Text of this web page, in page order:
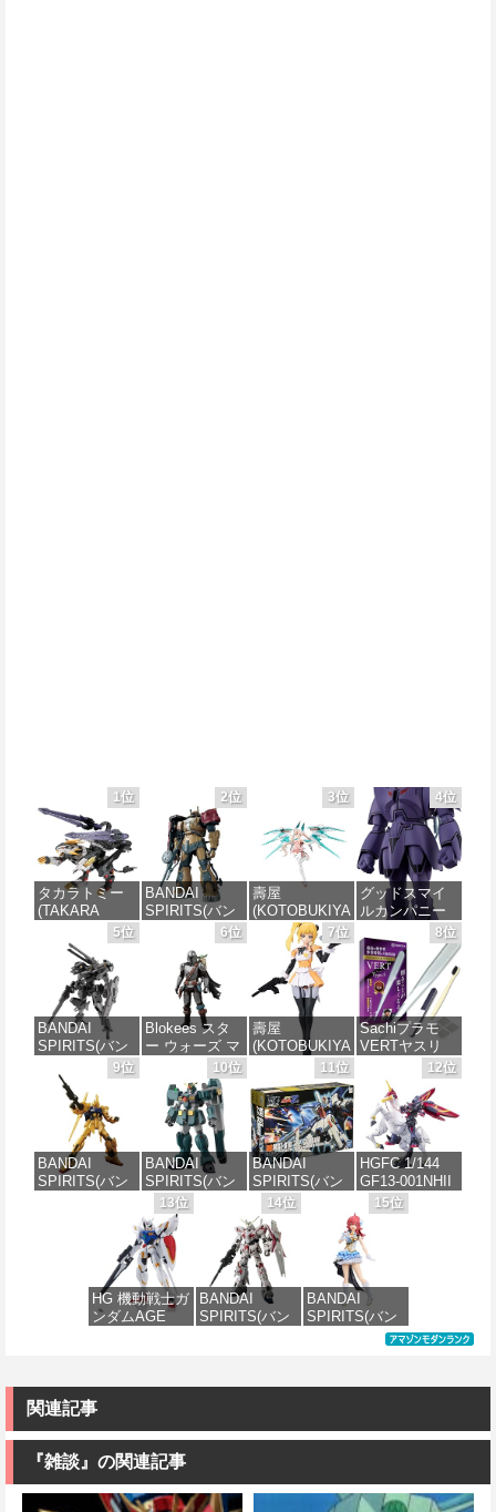
1位
タカラトミー
(TAKARA
SPARK
REALIZE
MODEL リアラ
イズモデル
ZOIDS ゾイド
RMZ-025 ライ
ガーゼロファ
ルコン (ZBF)
色分け済み プ
ラキット
価格：¥8,336
2位
BANDAI
SPIRITS(バン
ダイスピリッ
ツ) HG 機動戦
士ガンダム 復
讐のレクイエ
ム ザクⅡ F型
ソラリ機 (復讐
のレクイエム)
1/144スケール
色分け済みプ
ラモデル
価格：¥2,700
3位
壽屋
(KOTOBUKIYA
) メガミデバイ
ス デザイアメ
イデン レイダ
ー シュガーグ
レイズ 全高約
180mm 1/1ス
ケール プラモ
デル
価格：¥6,239
4位
グッドスマイ
ルカンパニー
MODEROID マ
ノン・ガーデ
ィアン 組み立
て式プラモデ
ル ノンスケー
ル 全高約
170mm
価格：¥7,656
5位
BANDAI
SPIRITS(バン
ダイ スピリッ
ツ) 30MM
xEXM-000 ゼ
ノヴァルト
1/144スケール
色分け済みプ
ラモデル
6位
Blokees スタ
ー ウォーズ マ
ンダロリアン&
グローグー
CC05 ディン
ジャリン&グロ
ーグー ABS樹
脂&PVC製 組
み立て式プラ
スチックモデ
価格：¥4,385
7位
壽屋
(KOTOBUKIYA
) 無限邂逅メガ
ロマリア スタ
ーズ 全高約
140mm ノンス
ケール プラモ
デル
価格：¥8,566
8位
Sachiプラモ
VERTヤスリ
Type-S 【プロ
モデラー共同
開発】 超極細
ガラスヤスリ
５点セット ガ
ンプラ プラモ
デル ゲート処
理 模型 フィギ
ュア［知的財
産権登録済］
verty-s
9位
BANDAI
SPIRITS(バン
1/144スケール
色分け済みプ
ラモデル
10位
BANDAI
SPIRITS(バン
ダイ スピリッ
ツ) HG 機動新
世紀ガンダムX
ガンダムレオ
パルド 1/144ス
ケール 色分け
済みプラモデ
ル
11位
BANDAI
SPIRITS(バン
ダイ スピリッ
ツ) HGUC
1/144 ZZガン
ダム （機動戦
士ZZガンダ
ム）
価格：¥2,500
12位
HGFC 1/144
GF13-001NHII
マスターガン
ダム&風雲再起
(機動武闘伝G
ガンダム)
価格：¥3,380
13位
HG 機動戦士ガ
ンダムAGE
色分け済みプ
ラモデル
価格：¥1,742
14位
BANDAI
SPIRITS(バン
ユニコーンガ
済みプラモデ
価格：¥4,840
15位
BANDAI
SPIRITS(バン
ダイ スピリッ
シャイニーカ
プラモデル
関連記事
『雑談』の関連記事